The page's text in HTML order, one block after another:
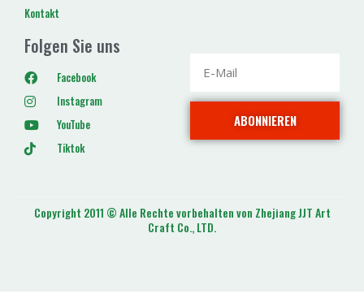
Kontakt
Folgen Sie uns
Facebook
Instagram
YouTube
Tiktok
ABONNIEREN
Copyright 2011 © Alle Rechte vorbehalten von Zhejiang JJT Art
Craft Co., LTD.